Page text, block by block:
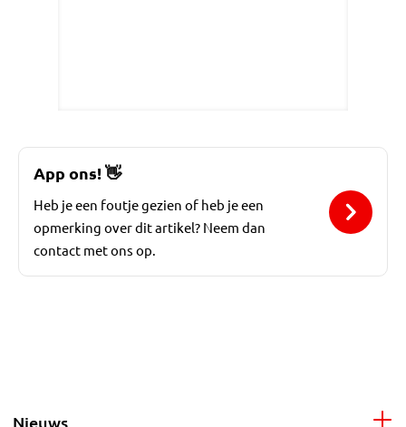
App ons!👋
Heb je een foutje gezien of heb je een
opmerking over dit artikel? Neem dan
contact met ons op.
Nieuws